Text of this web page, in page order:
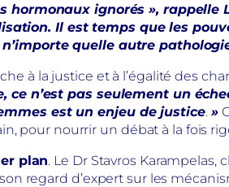
ignorés », rappelle
Il est temps que les
quelle autre
à la justice et à l’égalité des
n’est pas seulement un
est un enjeu de justice.»
pour nourrir un débat à la fois
plan. Le Dr Stavros
regard d’expert sur les